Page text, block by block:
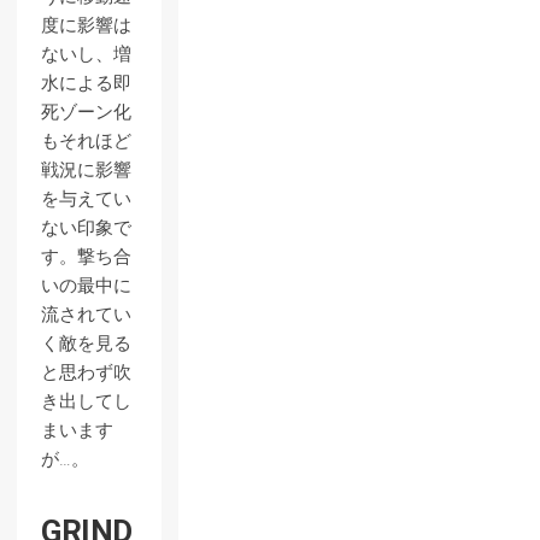
度に影響は
ないし、増
水による即
死ゾーン化
もそれほど
戦況に影響
を与えてい
ない印象で
す。撃ち合
いの最中に
流されてい
く敵を見る
と思わず吹
き出してし
まいます
が…。
GRIND